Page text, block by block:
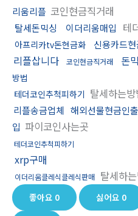
리움리플 코인현금직거래
탈세돈믹싱 이더리움매입 테
아프리카tv돈현금화 신용카드
리플삽니다 코인현금직거래 돈
방법
테더코인추척피하기 탈세하는방
리플송금업체 해외선물현금인출
입 파이코인사는곳
테더코인추척피하기
xrp구매
이더리움클레식클레식판매 탈세하
좋아요 0 싫어요 0